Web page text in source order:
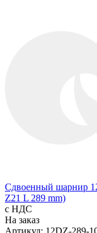
Сдвоенный шарнир
Z21 L 289 mm)
с НДС
На заказ
Артикул: 12DZ-289-